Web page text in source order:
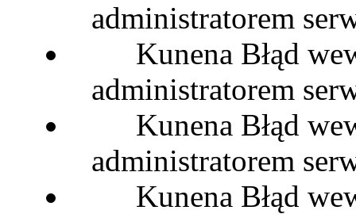
administratorem
Kunena Błąd
administratorem
Kunena Błąd
administratorem
Kunena Błąd